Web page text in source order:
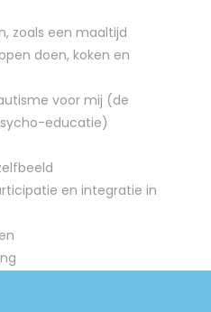
zoals een maaltijd
doen, koken en
voor mij (de
educatie)
en integratie in